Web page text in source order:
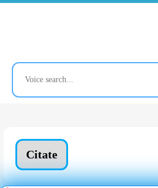
Citate